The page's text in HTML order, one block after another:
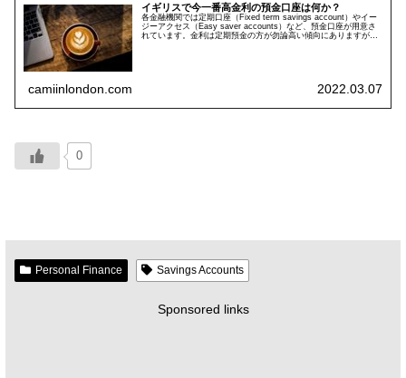
イギリスで今一番高金利の預金口座は何か？
各金融機関では定期口座（Fixed term savings account）やイー
ジーアクセス（Easy saver accounts）など、預金口座が用意さ
れています。金利は定期預金の方が勿論高い傾向にありますが、
camiinlondon.com 2022.03.07
0
Personal Finance Savings Accounts
Sponsored links